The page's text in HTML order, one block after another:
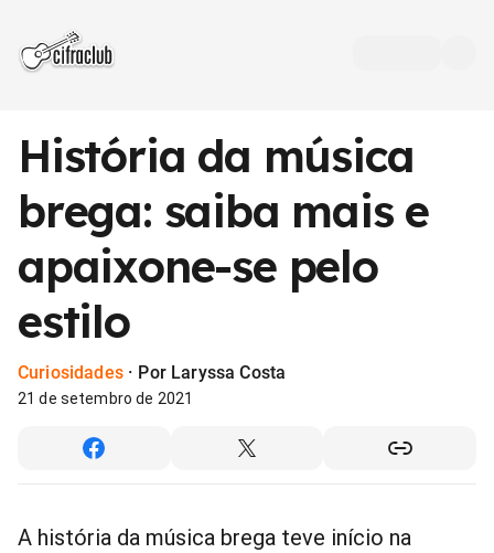
História da música
brega: saiba mais e
apaixone-se pelo
estilo
Curiosidades · Por Laryssa Costa
21 de setembro de 2021
A história da música brega teve início na